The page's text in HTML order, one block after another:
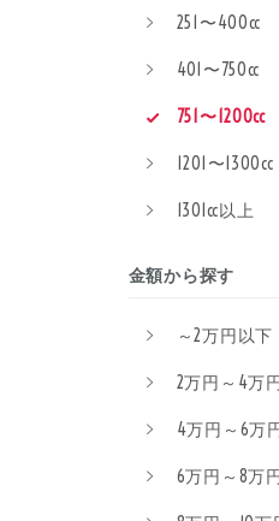
251〜400cc
401〜750cc
751〜1200cc
1201〜1300cc
1301cc以上
金額から探す
～2万円以下
2万円～4万
4万円～6万
6万円～8万